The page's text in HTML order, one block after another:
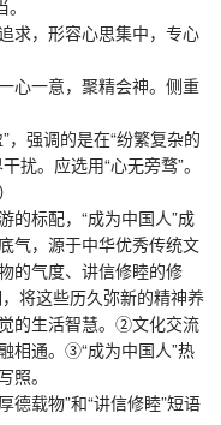
，形容心思集中，专心
一意，聚精会神。侧重
强调的是在“纷繁复杂的
扰。应选用“心无旁骛”。
标配，“成为中国人”成
气，源于中华优秀传统文
的气度、讲信修睦的修
将这些历久弥新的精神养
的生活智慧。②文化交流
相通。③“成为中国人”热
照。
载物”和“讲信修睦”短语